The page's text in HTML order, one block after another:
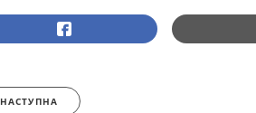
НАСТУПНА